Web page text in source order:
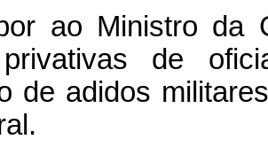
ao Ministro da
de
de adidos